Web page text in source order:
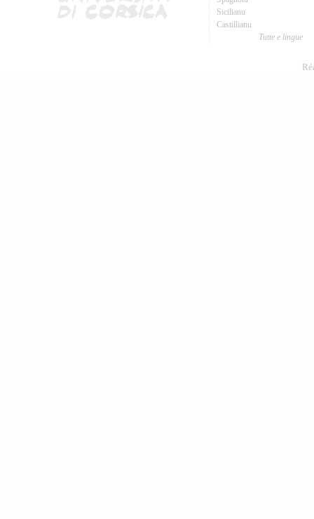
Sicilianu
Castillianu
Tutte e lingue